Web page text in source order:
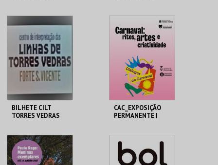
CENTRAL
MAIS INFO
COMPRAR
MHNC-UP - POLO
CENTRAL
COMPRAR
BILHETE CILT
TORRES VEDRAS
MUSEU MUNICIPAL T.
VEDRAS
CAC_EXPOSIÇÃO
PERMANENTE |
CAC